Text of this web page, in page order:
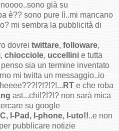
noooo..sono già su
è?? sono pure lì..mi mancano
mi sembra la pubblicità di
dovrei twittare, followare,
, chiocciole, uccellini e tutta
penso sia un termine inventato
mi twitta un messaggio..io
RT e che roba
ast...chi!?!?!? non sarà mica
su google
I-Pad, I-phone, I-uto!!..e non
pubblicare notizie